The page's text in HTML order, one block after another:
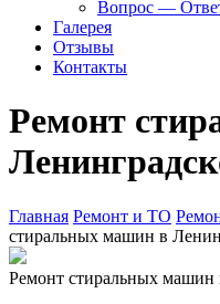
Вопрос —
Галерея
Отзывы
Контакты
Ремонт
Главная Ремонт и ТО
стиральных машин в
Ремонт стиральных машин